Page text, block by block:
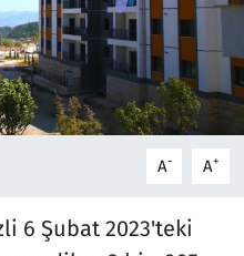
A- A+
6 Şubat 2023'teki